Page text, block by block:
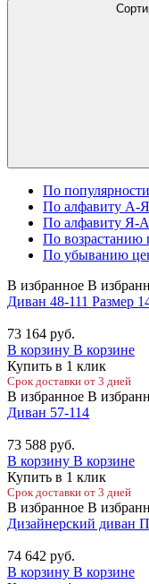
По популярности
По алфавиту А-Я
По алфавиту Я-А
По возрастанию
По убыванию
В избранное В
Диван 48-111 Размер
73 164 руб.
В корзину В корзине
Купить в 1 клик
Срок доставки от 3 дней
В избранное В
Диван 57-114
73 588 руб.
В корзину В корзине
Купить в 1 клик
Срок доставки от 3 дней
В избранное В
Дизайнерский диван
74 642 руб.
В корзину В корзине